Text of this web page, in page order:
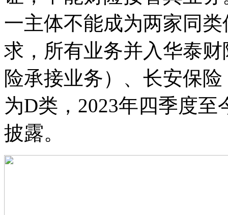
一主体不能成为两家同
求，所有业务并入华泰
险承接业务）、长安保
为D类，2023年四季度
披露。